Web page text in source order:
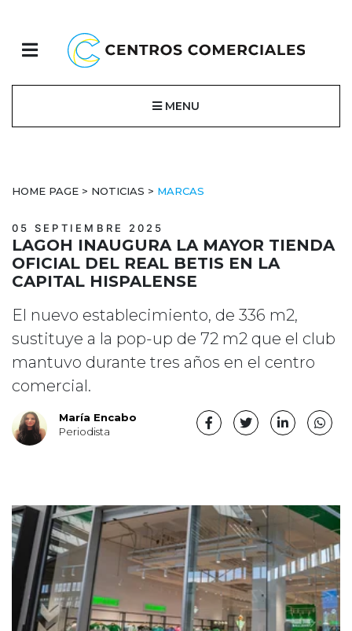
MENU
HOME PAGE > NOTICIAS > MARCAS
05 SEPTIEMBRE 2025
LAGOH INAUGURA LA MAYOR TIENDA
OFICIAL DEL REAL BETIS EN LA
CAPITAL HISPALENSE
El nuevo establecimiento, de 336 m2,
sustituye a la pop-up de 72 m2 que el club
mantuvo durante tres años en el centro
comercial.
María Encabo
Periodista